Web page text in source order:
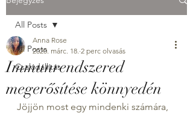
All Posts
Családállítás
All Posts
Immunrendszered
megerősítése könnyedén
Anna Rose
2020. márc. 18. 2 perc olvasás
Jöjjön most egy mindenki számára,